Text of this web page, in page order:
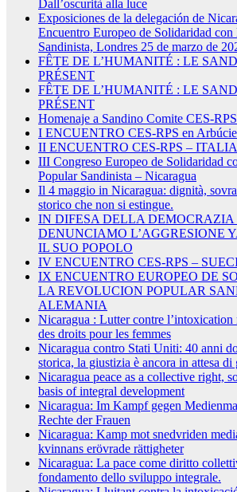
Dall’oscurità alla luce
Exposiciones de la delegación de
Encuentro Europeo de Solidaridad
Sandinista, Londres 25 de marzo de
FÊTE DE L’HUMANITÉ : LE
PRÉSENT
FÊTE DE L’HUMANITÉ : LE
PRÉSENT
Homenaje a Sandino Comite CES-
I ENCUENTRO CES-RPS en
II ENCUENTRO CES-RPS – ITALIA
III Congreso Europeo de Solidaridad
Popular Sandinista – Nicaragua
Il 4 maggio in Nicaragua: dignità,
storico che non si estingue.
IN DIFESA DELLA
DENUNCIAMO L’AGGRESIONE
IL SUO POPOLO
IV ENCUENTRO CES-RPS –
IX ENCUENTRO EUROPEO DE
LA REVOLUCION POPULAR
ALEMANIA
Nicaragua : Lutter contre l’intoxication
des droits pour les femmes
Nicaragua contro Stati Uniti: 40 anni
storica, la giustizia è ancora in attesa di
Nicaragua peace as a collective right,
basis of integral development
Nicaragua: Im Kampf gegen
Rechte der Frauen
Nicaragua: Kamp mot snedvriden
kvinnans erövrade rättigheter
Nicaragua: La pace come diritto
fondamento dello sviluppo integrale.